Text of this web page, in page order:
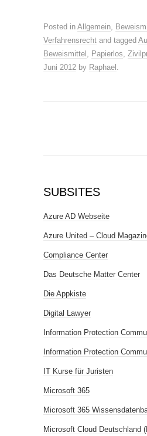
Posted in Allgemein,
Verfahrensrecht and tagged
Beweismittel , Papierlos,
Juni 2012 by Raphael .
SUBSITES
Azure AD Webseite
Azure United – Cloud
Compliance Center
Das Deutsche Matter Center
Die Appkiste
Digital Lawyer
Information Protection
Information Protection
IT Kurse für Juristen
Microsoft 365
Microsoft 365
Microsoft Cloud Deutschland